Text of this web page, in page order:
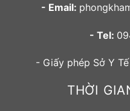
- Email:
- Tel:
- Giấy phép Sở Y
THỜI